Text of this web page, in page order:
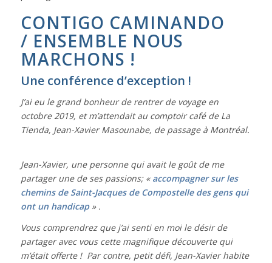
CONTIGO CAMINANDO
/ ENSEMBLE NOUS
MARCHONS !
Une conférence d’exception !
J’ai eu le grand bonheur de rentrer de voyage en
octobre 2019, et m’attendait au comptoir café de La
Tienda, Jean-Xavier Masounabe, de passage à Montréal.
Jean-Xavier, une personne qui avait le goût de me
partager une de ses passions; « accompagner sur les
chemins de Saint-Jacques de Compostelle des gens qui
ont un handicap» .
Vous comprendrez que j’ai senti en moi le désir de
partager avec vous cette magnifique découverte qui
m’était offerte ! Par contre, petit défi, Jean-Xavier habite